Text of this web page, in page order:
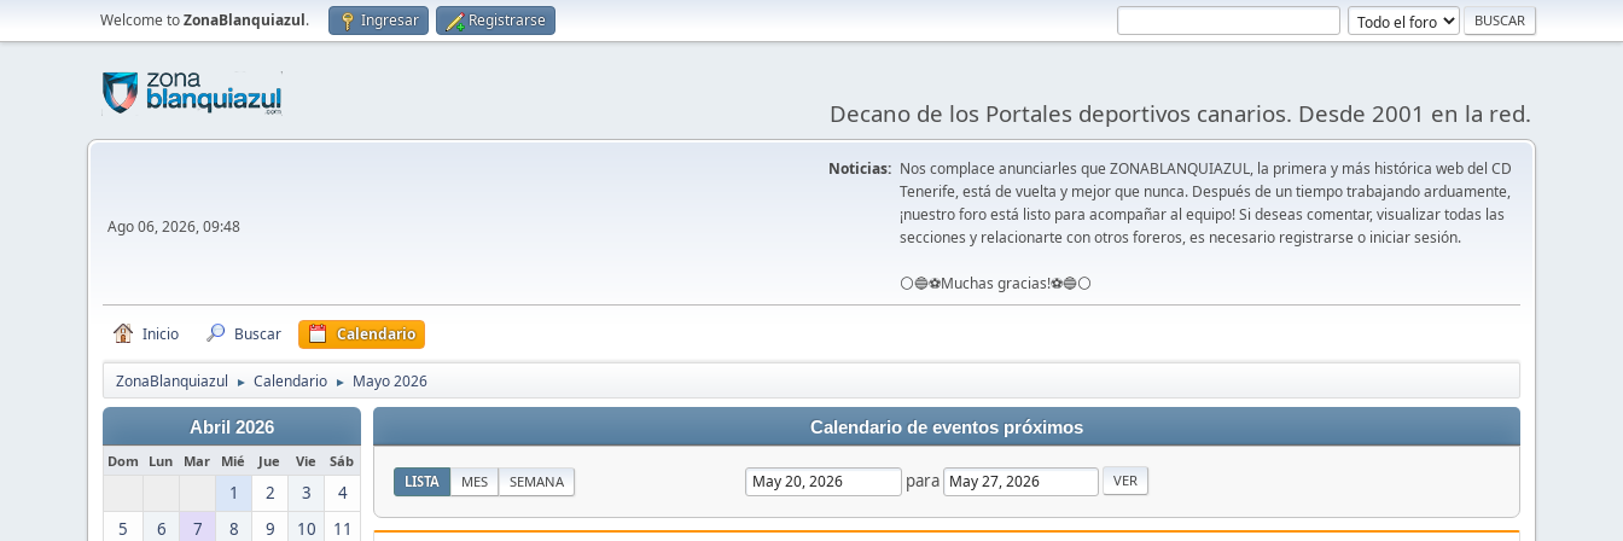
Welcome toZonaBlanquiazul. Ingresar Registrarse
Decano de los Portales deportivos canarios. Desde 2001 en la red.
Ago 06, 2026, 09:48
Noticias: Nos complace anunciarles que ZONABLANQUIAZUL, la primera y más histórica web del CD
Tenerife, está de vuelta y mejor que nunca. Después de un tiempo trabajando arduamente,
¡nuestro foro está listo para acompañar al equipo! Si deseas comentar, visualizar todas las
secciones y relacionarte con otros foreros, es necesario registrarse o iniciar sesión.
⚪️🔵⚽️Muchas gracias!⚽️🔵⚪️
Inicio Buscar Calendario
ZonaBlanquiazul ► Calendario ► Mayo 2026
Abril 2026
Dom Lun Mar Mié Jue Vie Sáb
1 2 3
4
5
6 7 8 9 10 11
Calendario de eventos próximos
LISTA MES SEMANA para